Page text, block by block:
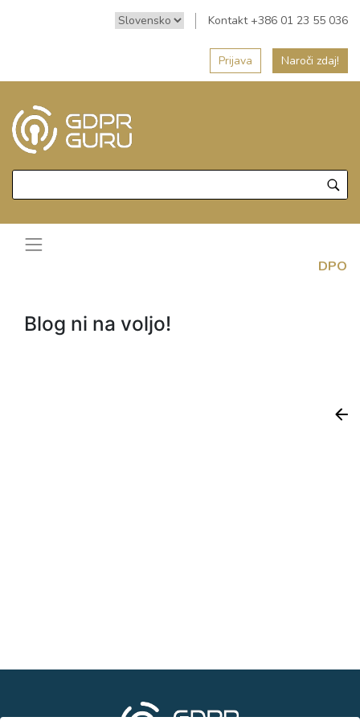
Kontakt +386 01 23 55 036
Prijava Naroči zdaj!
DPO
Blog ni na voljo!